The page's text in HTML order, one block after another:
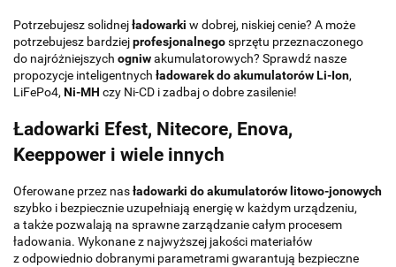
Potrzebujesz solidnejładowarki w dobrej, niskiej cenie? A może
potrzebujesz bardziejprofesjonalnegosprzętu przeznaczonego
do najróżniejszych ogniwakumulatorowych? Sprawdź nasze
propozycje inteligentnych ładowarek do akumulatorów Li-Ion,
LiFePo4, Ni-MH czy Ni-CD i zadbaj o dobre zasilenie!
Ładowarki Efest, Nitecore, Enova,
Keeppower i wiele innych
Oferowane przez nasładowarki do akumulatorów litowo-jonowych
szybko i bezpiecznie uzupełniają energię w każdym urządzeniu,
a także pozwalają na sprawne zarządzanie całym procesem
ładowania. Wykonane z najwyższej jakości materiałów
z odpowiednio dobranymi parametrami gwarantują bezpieczne